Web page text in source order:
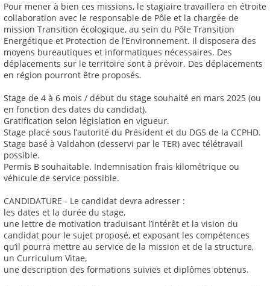
Pour mener à bien ces missions, le stagiaire travaillera en étroite
collaboration avec le responsable de Pôle et la chargée de
mission Transition écologique, au sein du Pôle Transition
Energétique et Protection de l’Environnement. Il disposera des
moyens bureautiques et informatiques nécessaires. Des
déplacements sur le territoire sont à prévoir. Des déplacements
en région pourront être proposés.
Stage de 4 à 6 mois / début du stage souhaité en mars 2025 (ou
en fonction des dates du candidat).
Gratification selon législation en vigueur.
Stage placé sous l’autorité du Président et du DGS de la CCPHD.
Stage basé à Valdahon (desservi par le TER) avec télétravail
possible.
Permis B souhaitable. Indemnisation frais kilométrique ou
véhicule de service possible.
CANDIDATURE - Le candidat devra adresser :
les dates et la durée du stage,
une lettre de motivation traduisant l’intérêt et la vision du
candidat pour le sujet proposé, et exposant les compétences
qu’il pourra mettre au service de la mission et de la structure,
un Curriculum Vitae,
une description des formations suivies et diplômes obtenus.